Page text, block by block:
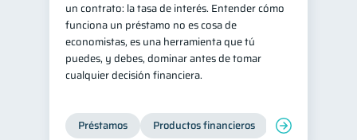
Servicios 4
Derechos & Deberes
Superintendencia de Bancos
Criptomonedas 2
un contrato: la tasa de interés. Entender cómo
funciona un préstamo no es cosa de
economistas, es una herramienta que tú
puedes, y debes, dominar antes de tomar
cualquier decisión financiera.
Préstamos Productos financieros Manejo de